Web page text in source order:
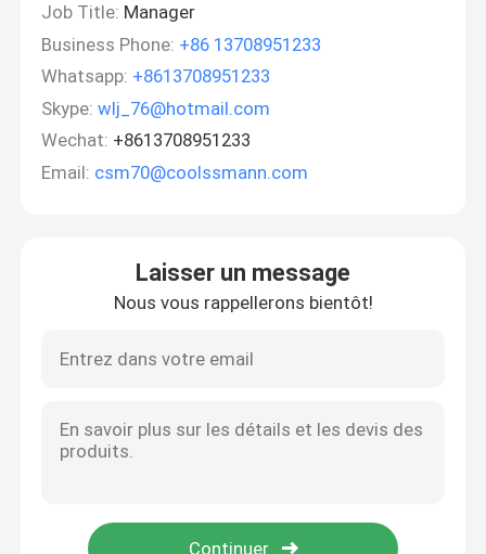
Job Title: Manager
Business Phone: +86 13708951233
Whatsapp: +8613708951233
Skype: wlj_76@hotmail.com
Wechat: +8613708951233
Email: csm70@coolssmann.com
Laisser un message
Nous vous rappellerons bientôt!